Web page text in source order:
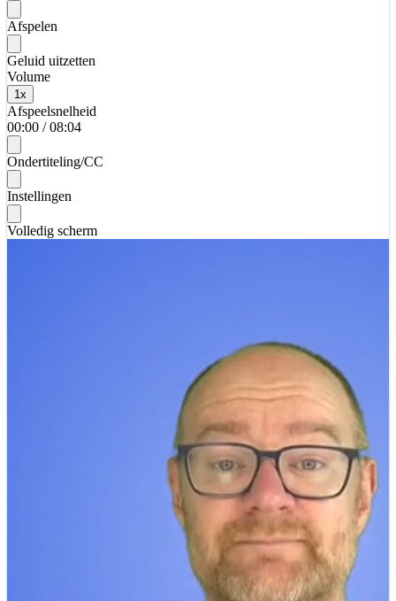
Afspelen
Geluid uitzetten
Volume
1 x
Afspeelsnelheid
00:00 / 08:04
Ondertiteling/CC
Instellingen
Volledig scherm